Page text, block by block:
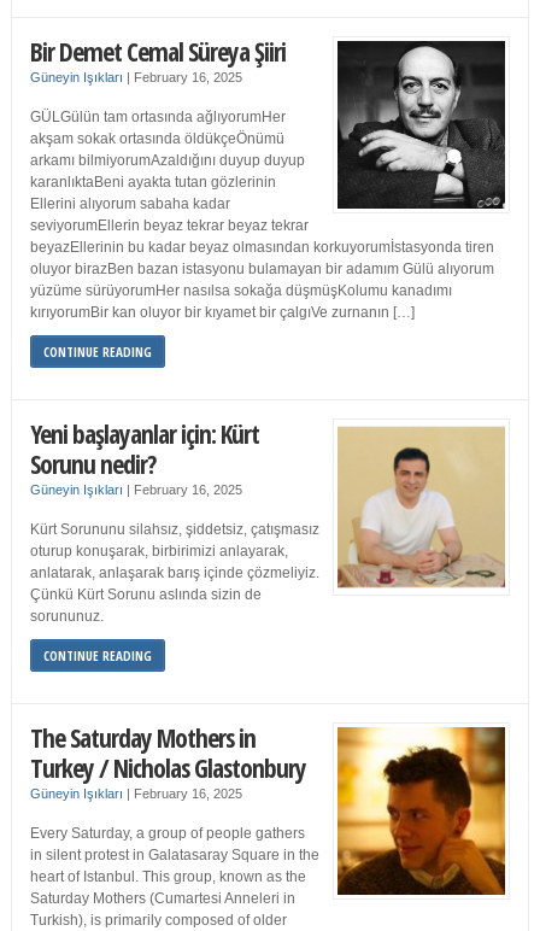
Bir Demet Cemal Süreya Şiiri
Güneyin Işıkları | February 16, 2025
GÜLGülün tam ortasında ağlıyorumHer
akşam sokak ortasında öldükçeÖnümü
arkamı bilmiyorumAzaldığını duyup duyup
karanlıktaBeni ayakta tutan gözlerinin
Ellerini alıyorum sabaha kadar
seviyorumEllerin beyaz tekrar beyaz tekrar
beyazEllerinin bu kadar beyaz olmasından korkuyorumİstasyonda tiren
oluyor birazBen bazan istasyonu bulamayan bir adamım Gülü alıyorum
yüzüme sürüyorumHer nasılsa sokağa düşmüşKolumu kanadımı
kırıyorumBir kan oluyor bir kıyamet bir çalgıVe zurnanın […]
CONTINUE READING
Yeni başlayanlar için: Kürt
Sorunu nedir?
Güneyin Işıkları | February 16, 2025
Kürt Sorununu silahsız, şiddetsiz, çatışmasız
oturup konuşarak, birbirimizi anlayarak,
anlatarak, anlaşarak barış içinde çözmeliyiz.
Çünkü Kürt Sorunu aslında sizin de
sorununuz.
CONTINUE READING
The Saturday Mothers in
Turkey / Nicholas Glastonbury
Güneyin Işıkları | February 16, 2025
Every Saturday, a group of people gathers
in silent protest in Galatasaray Square in the
heart of Istanbul. This group, known as the
Saturday Mothers (Cumartesi Anneleri in
Turkish), is primarily composed of older